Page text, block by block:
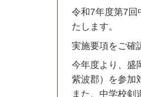
令和7年度第7回
たします。
実施要項をご確
今年度より、盛
紫波郡）を参加
また、中学校剣